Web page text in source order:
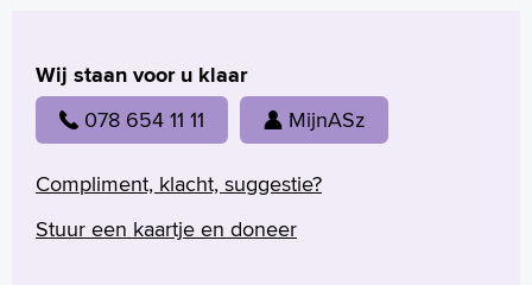
Arabisch
Wij staan voor u klaar
078 654 11 11 MijnASz
Compliment, klacht, suggestie?
Stuur een kaartje en doneer